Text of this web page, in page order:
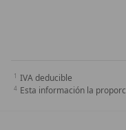
IVA deducible
Esta información la